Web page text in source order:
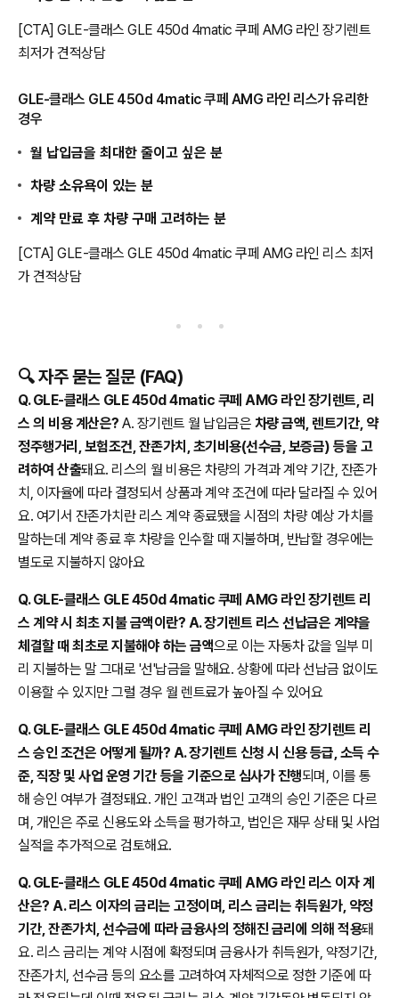
[CTA] GLE-클래스 GLE 450d 4matic 쿠페 AMG 라인 장기렌트
최저가 견적상담
GLE-클래스 GLE 450d 4matic 쿠페 AMG 라인 리스가 유리한
경우
월 납입금을 최대한 줄이고 싶은 분
차량 소유욕이 있는 분
계약 만료 후 차량 구매 고려하는 분
[CTA] GLE-클래스 GLE 450d 4matic 쿠페 AMG 라인 리스 최저
가 견적상담
🔍 자주 묻는 질문 (FAQ)
Q. GLE-클래스 GLE 450d 4matic 쿠페 AMG 라인 장기렌트, 리
스 의 비용 계산은? A. 장기렌트 월 납입금은 차량 금액, 렌트기간, 약
정주행거리, 보험조건, 잔존가치, 초기비용(선수금, 보증금) 등을 고
려하여 산출돼요. 리스의 월 비용은 차량의 가격과 계약 기간, 잔존가
치, 이자율에 따라 결정되서 상품과 계약 조건에 따라 달라질 수 있어
요. 여기서 잔존가치란 리스 계약 종료됐을 시점의 차량 예상 가치를
말하는데 계약 종료 후 차량을 인수할 때 지불하며, 반납할 경우에는
별도로 지불하지 않아요
Q. GLE-클래스 GLE 450d 4matic 쿠페 AMG 라인 장기렌트 리
스 계약 시 최초 지불 금액이란? A. 장기렌트 리스 선납금은 계약을
체결할 때 최초로 지불해야 하는 금액으로 이는 자동차 값을 일부 미
리 지불하는 말 그대로 '선'납금을 말해요. 상황에 따라 선납금 없이도
이용할 수 있지만 그럴 경우 월 렌트료가 높아질 수 있어요
Q. GLE-클래스 GLE 450d 4matic 쿠페 AMG 라인 장기렌트 리
스 승인 조건은 어떻게 될까? A. 장기렌트 신청 시 신용 등급, 소득 수
준, 직장 및 사업 운영 기간 등을 기준으로 심사가 진행되며, 이를 통
해 승인 여부가 결정돼요. 개인 고객과 법인 고객의 승인 기준은 다르
며, 개인은 주로 신용도와 소득을 평가하고, 법인은 재무 상태 및 사업
실적을 추가적으로 검토해요.
Q. GLE-클래스 GLE 450d 4matic 쿠페 AMG 라인 리스 이자 계
산은? A. 리스 이자의 금리는 고정이며, 리스 금리는 취득원가, 약정
기간, 잔존가치, 선수금에 따라 금융사의 정해진 금리에 의해 적용돼
요. 리스 금리는 계약 시점에 확정되며 금융사가 취득원가, 약정기간,
잔존가치, 선수금 등의 요소를 고려하여 자체적으로 정한 기준에 따